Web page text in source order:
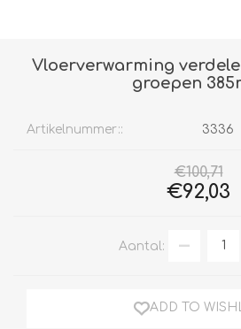
Vloerverwarming
groepen
Artikelnummer:: 3336
€100,71
€92,03
Aantal:
ADD TO